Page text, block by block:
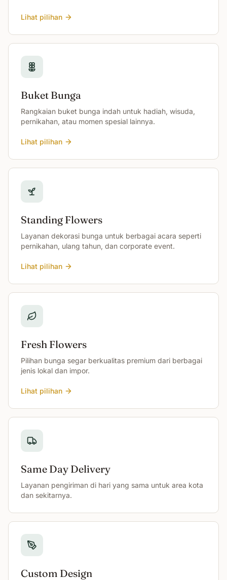
Lihat pilihan
Buket Bunga
Rangkaian buket bunga indah untuk hadiah, wisuda,
pernikahan, atau momen spesial lainnya.
Lihat pilihan
Standing Flowers
Layanan dekorasi bunga untuk berbagai acara seperti
pernikahan, ulang tahun, dan corporate event.
Lihat pilihan
Fresh Flowers
Pilihan bunga segar berkualitas premium dari berbagai
jenis lokal dan impor.
Lihat pilihan
Same Day Delivery
Layanan pengiriman di hari yang sama untuk area kota
dan sekitarnya.
Custom Design